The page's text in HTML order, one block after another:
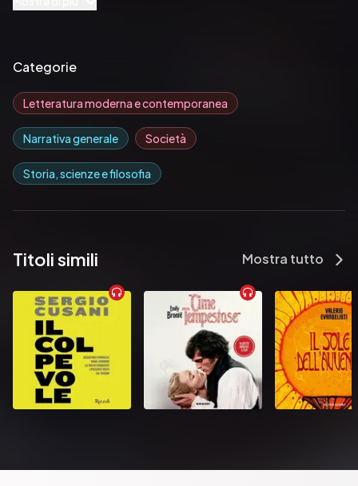
are looking for models of manhood.
Categorie
Letteratura moderna e contemporanea
Narrativa generale Società
Storia, scienze e filosofia
Titoli simili Mostra tutto